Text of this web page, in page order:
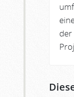
der